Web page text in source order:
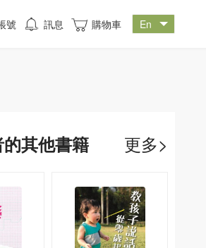
其他書籍 更多>
號 訊息 購物車